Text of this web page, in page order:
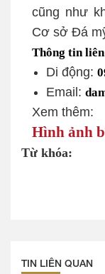
cũng như
Cơ sở Đá
Thông tin
Di động:
Email:
Xem thêm:
Hình ảnh
Từ khóa:
TIN LIÊN QUAN